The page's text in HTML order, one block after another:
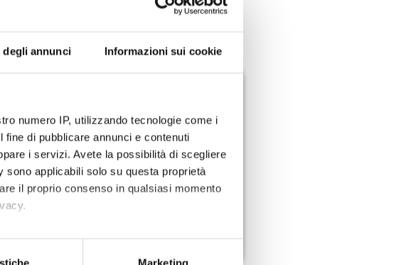
annunci Informazioni sui cookie
numero IP, utilizzando tecnologie come i
di pubblicare annunci e contenuti
i servizi. Avete la possibilità di scegliere
applicabili solo su questa proprietà
il proprio consenso in qualsiasi momento
di qualche metro,
TOUR DELLA SALUTE
2025
prevenzione